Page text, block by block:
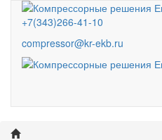
+7(343)266-41-10
compressor@kr-ekb.ru